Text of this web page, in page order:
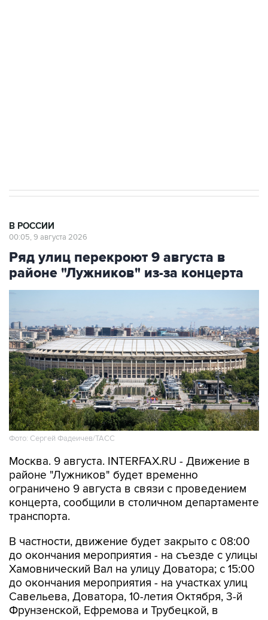
В РОССИИ
00:05, 9 августа 2026
Ряд улиц перекроют 9 августа в
районе "Лужников" из-за концерта
Фото: Сергей Фадеичев/ТАСС
Москва. 9 августа. INTERFAX.RU - Движение в
районе "Лужников" будет временно
ограничено 9 августа в связи с проведением
концерта, сообщили в столичном департаменте
транспорта.
В частности, движение будет закрыто с 08:00
до окончания мероприятия - на съезде с улицы
Хамовнический Вал на улицу Доватора; с 15:00
до окончания мероприятия - на участках улиц
Савельева, Доватора, 10-летия Октября, 3-й
Фрунзенской, Ефремова и Трубецкой, в